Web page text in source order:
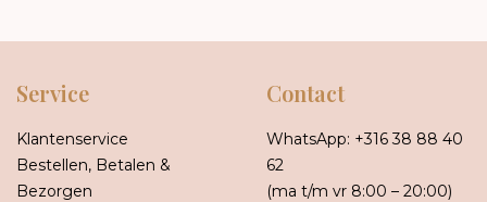
€188,80.€174,90.
Service
Klantenservice
Bestellen, Betalen &
Bezorgen
Contact
WhatsApp: +316 38 88 40
62
(ma t/m vr 8:00 – 20:00)